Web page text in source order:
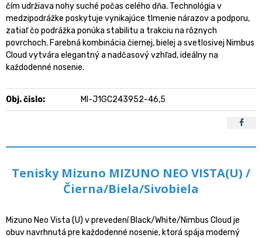
čím udržiava nohy suché počas celého dňa. Technológia v
medzipodrážke poskytuje vynikajúce tlmenie nárazov a podporu,
zatiaľ čo podrážka ponúka stabilitu a trakciu na rôznych
povrchoch. Farebná kombinácia čiernej, bielej a svetlosivej Nimbus
Cloud vytvára elegantný a nadčasový vzhľad, ideálny na
každodenné nosenie.
Obj. čislo: MI-J1GC243952-46,5
Tenisky Mizuno MIZUNO NEO VISTA(U) /
Čierna/Biela/Sivobiela
Mizuno Neo Vista (U) v prevedení Black/White/Nimbus Cloud je
obuv navrhnutá pre každodenné nosenie, ktorá spája moderný